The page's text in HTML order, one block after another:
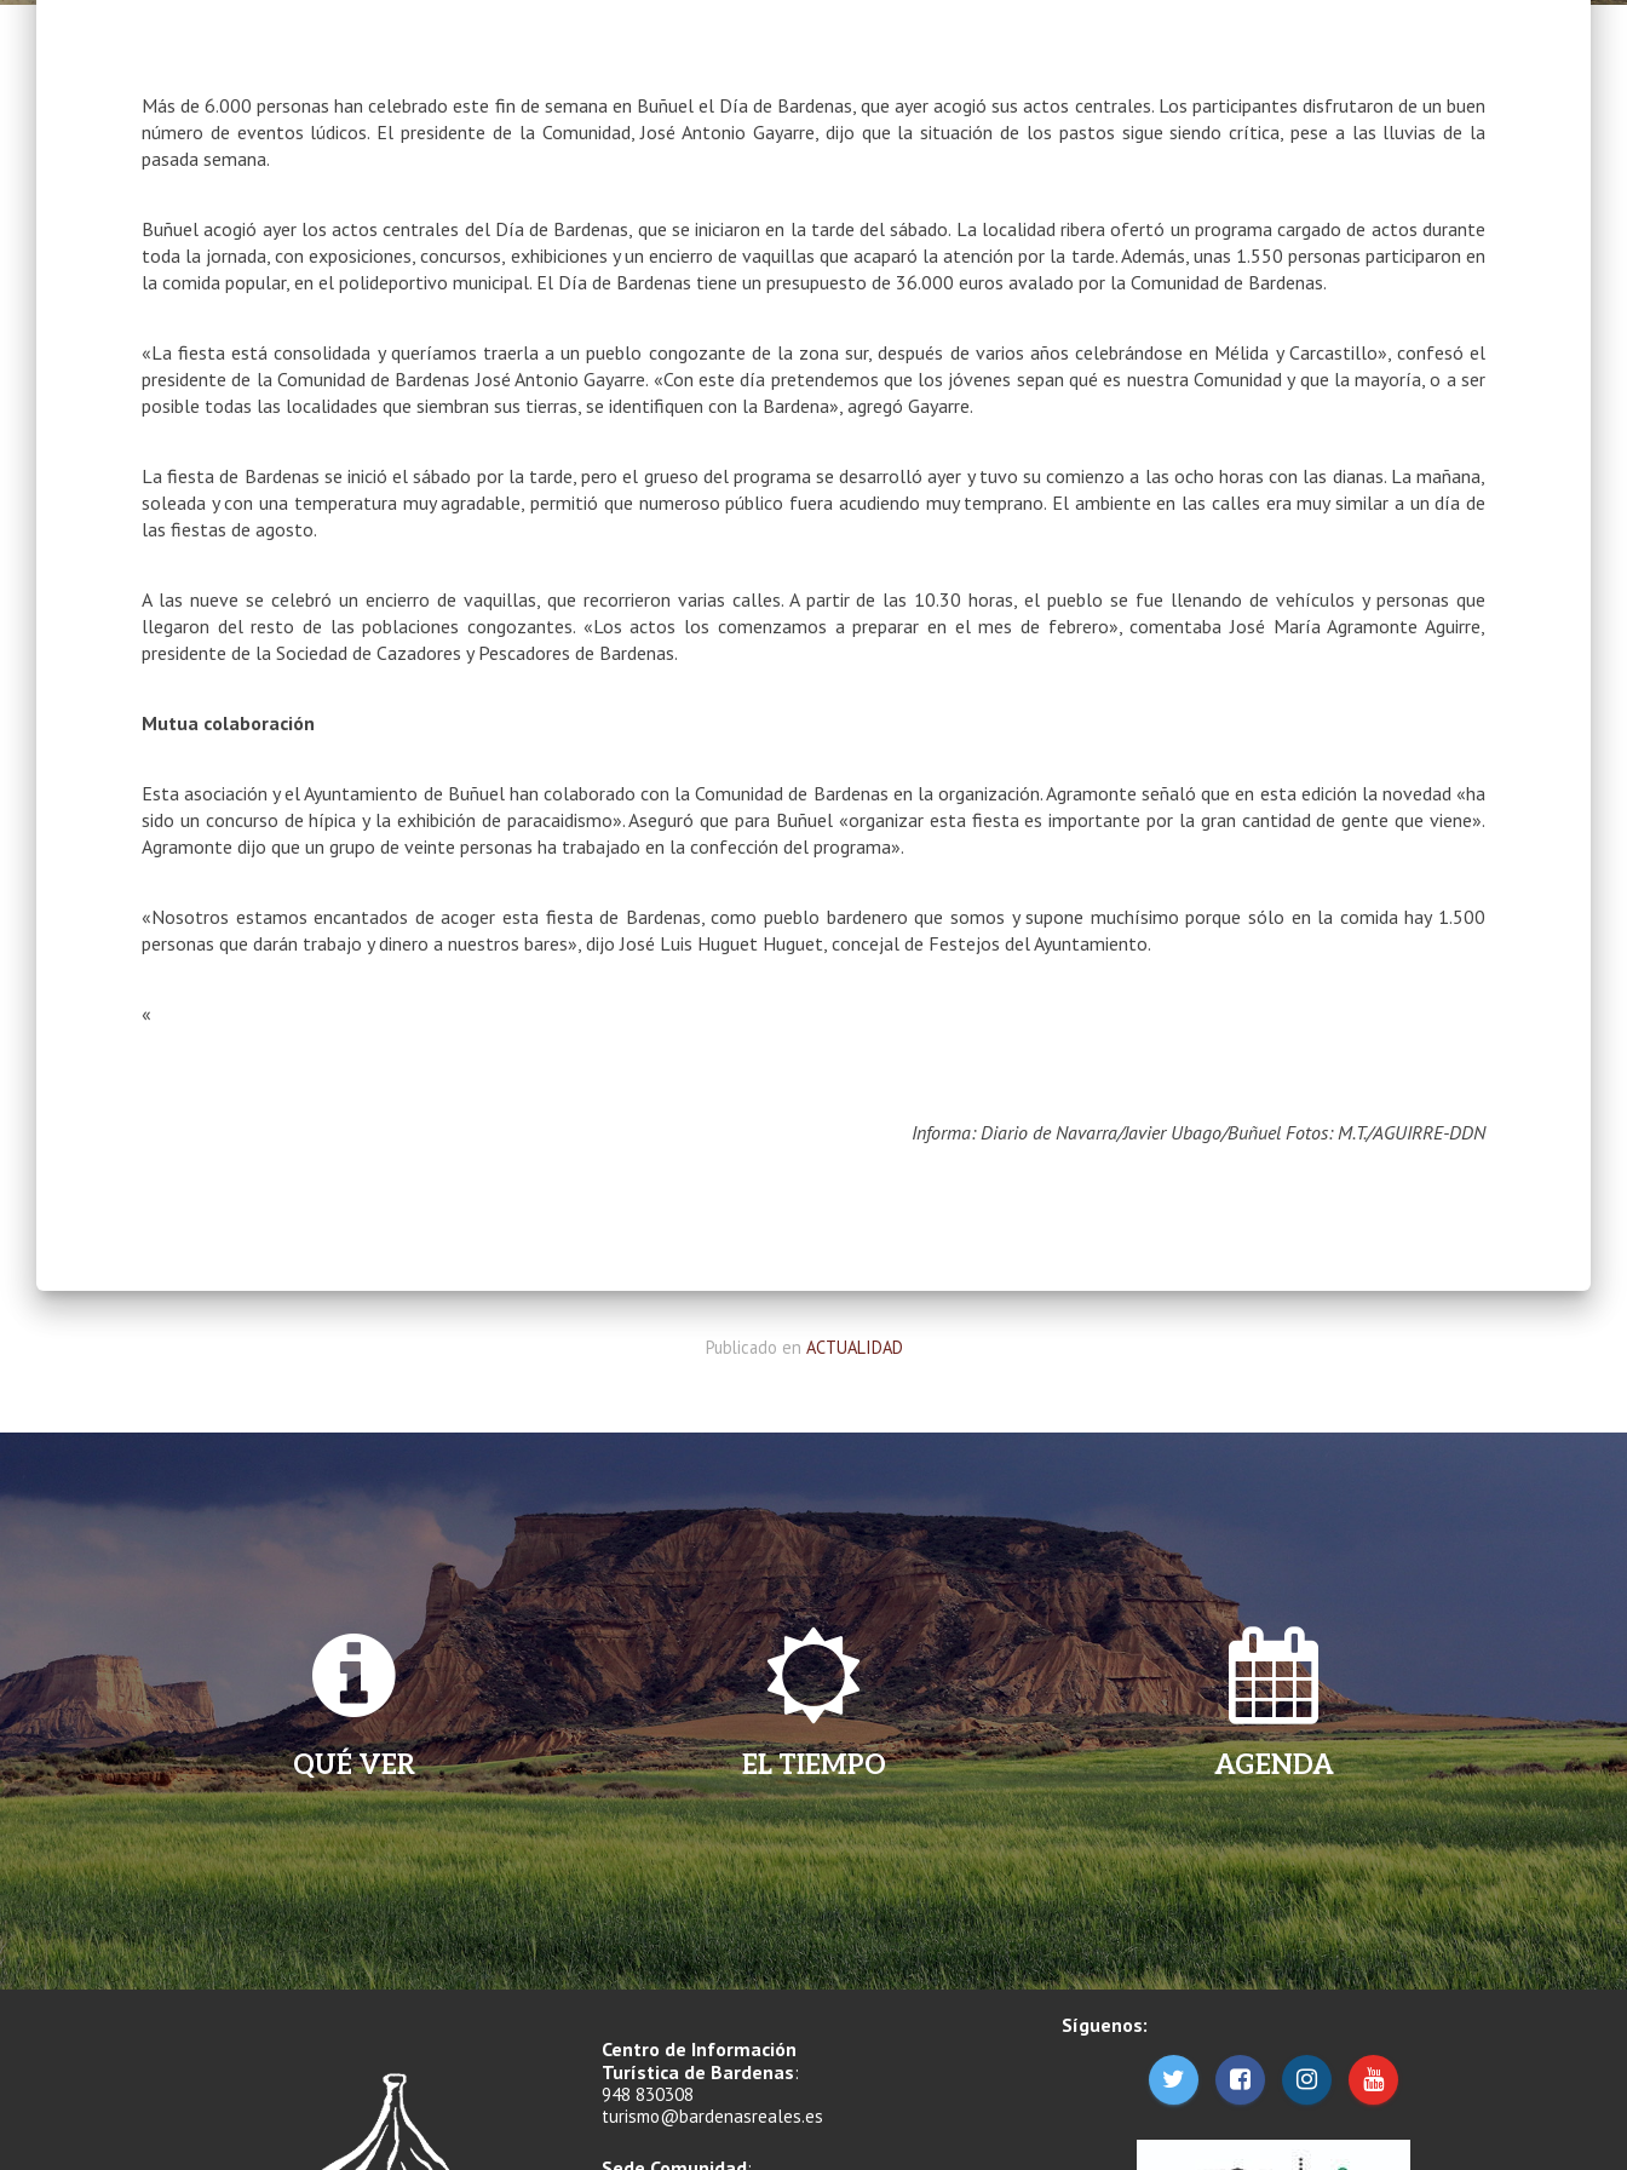
Más de 6.000 personas han celebrado este fin de semana en Buñuel el Día de Bardenas, que ayer acogió sus actos centrales. Los participantes disfrutaron de un buen
número de eventos lúdicos. El presidente de la Comunidad,José Antonio Gayarre, dijo que la situación de los pastos sigue siendo crítica, pese a las lluvias de la
pasada semana.
Buñuel acogió ayer los actos centrales del Día de Bardenas, que se iniciaron en la tarde del sábado. La localidad ribera ofertó un programa cargado de actos durante
toda la jornada, con exposiciones, concursos, exhibiciones y un encierro de vaquillas que acaparó la atención por la tarde. Además, unas 1.550 personas participaron en
la comida popular, en el polideportivo municipal. El Día de Bardenas tiene un presupuesto de 36.000 euros avalado por la Comunidad de Bardenas.
«La fiesta está consolidada y queríamos traerla a un pueblo congozante de la zona sur, después de varios años celebrándose en Mélida y Carcastillo», confesó el
presidente de la Comunidad de BardenasJosé Antonio Gayarre. «Con este día pretendemos que los jóvenes sepan qué es nuestra Comunidad y que la mayoría, o a ser
posible todas las localidades que siembran sus tierras, se identifiquen con la Bardena», agregó Gayarre.
La fiesta de Bardenas se inició el sábado por la tarde, pero el grueso del programa se desarrolló ayer y tuvo su comienzo a las ocho horas con las dianas. La mañana,
soleada y con una temperatura muy agradable, permitió que numeroso público fuera acudiendo muy temprano. El ambiente en las calles era muy similar a un día de
las fiestas de agosto.
A las nueve se celebró un encierro de vaquillas, que recorrieron varias calles. A partir de las 10.30 horas, el pueblo se fue llenando de vehículos y personas que
llegaron del resto de las poblaciones congozantes. «Los actos los comenzamos a preparar en el mes de febrero», comentaba José María Agramonte Aguirre,
presidente de la Sociedad de Cazadores y Pescadores de Bardenas.
Mutua colaboración
Esta asociación y elAyuntamiento de Buñuelhan colaborado con la Comunidad de Bardenas en la organización. Agramonte señaló que en esta edición la novedad «ha
sido un concurso de hípica y la exhibición de paracaidismo». Aseguró que para Buñuel «organizar esta fiesta es importante por la gran cantidad de gente que viene».
Agramonte dijo que un grupo de veinte personas ha trabajado en la confección del programa».
«Nosotros estamos encantados de acoger esta fiesta de Bardenas, como pueblo bardenero que somos y supone muchísimo porque sólo en la comida hay 1.500
personas que darán trabajo y dinero a nuestros bares», dijo José Luis Huguet Huguet, concejal de Festejos del Ayuntamiento.
«
Informa: Diario de Navarra/Javier Ubago/Buñuel Fotos: M.T./AGUIRRE-DDN
Publicado enACTUALIDAD
QUÉ VER EL TIEMPO AGENDA
Centro de Información
Turística de Bardenas:
948 830308
turismo@bardenasreales.es
Síguenos: